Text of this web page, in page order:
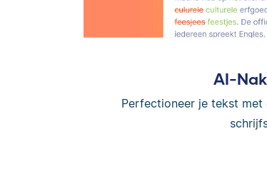
AI-
Perfectioneer je tekst